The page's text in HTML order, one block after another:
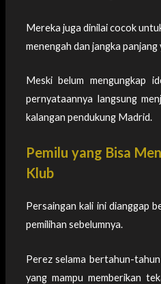
Mereka juga dinilai cocok
menengah dan jangka panjang
Meski belum mengungkap
pernyataannya langsung
kalangan pendukung Madrid.
Pemilu yang Bisa
Klub
Persaingan kali ini dianggap
pemilihan sebelumnya.
Perez selama bertahun-
yang mampu memberikan